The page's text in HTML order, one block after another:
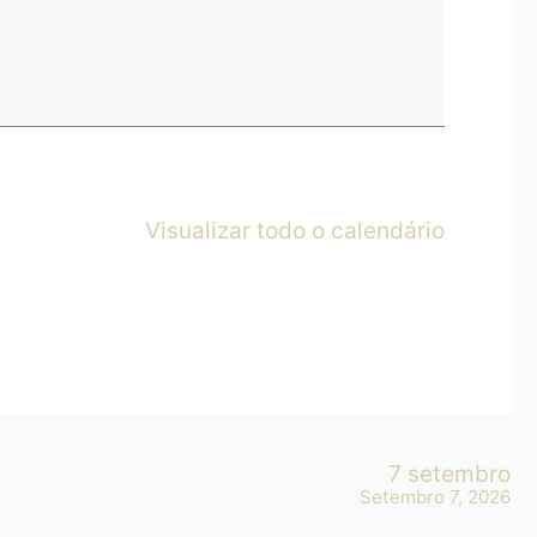
Visualizar todo o calendário
7 setembro
Setembro 7, 2026